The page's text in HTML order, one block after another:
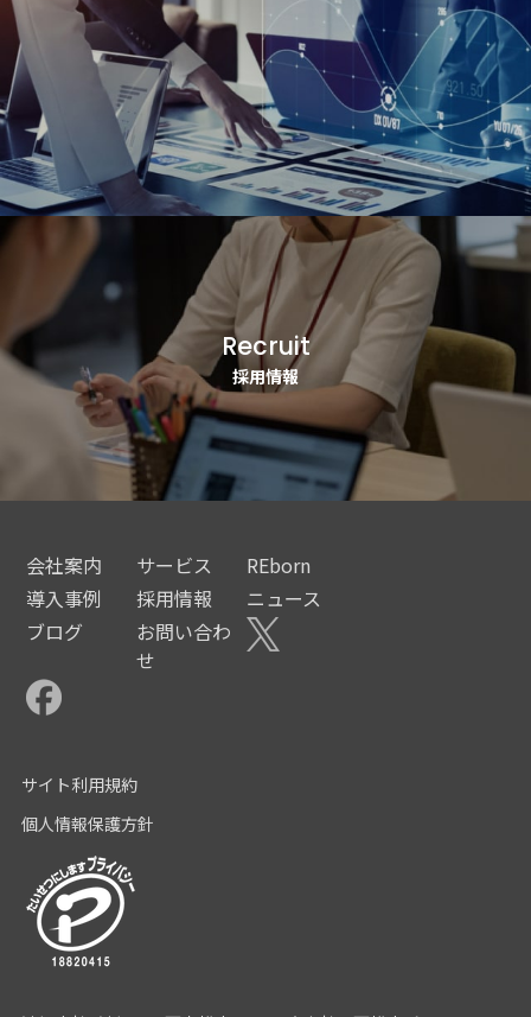
Recruit
採用情報
会社案内 サービス
REborn
導入事例
採用情報
ニュース
ブログ
お問い合わ
せ
サイト利用規約
個人情報保護方針